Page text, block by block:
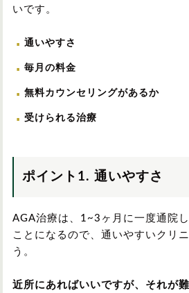
中国/四国
いです。
通いやすさ
毎月の料金
無料カウンセリングがあるか
受けられる治療
ポイント1. 通いやすさ
AGA治療は、1~3ヶ月に一度通院
ことになるので、通いやすいクリ
う。
近所にあればいいですが、それが